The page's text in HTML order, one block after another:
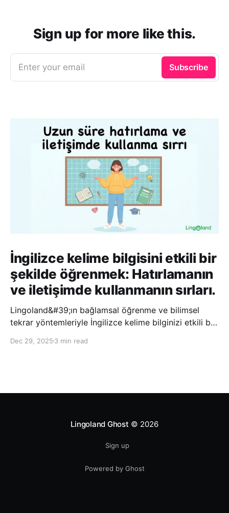
Sign up for more like this.
Enter your email Subscribe
İngilizce kelime bilgisini etkili bir
şekilde öğrenmek: Hatırlamanın
ve iletişimde kullanmanın sırları.
Lingoland&#39;ın bağlamsal öğrenme ve bilimsel
tekrar yöntemleriyle İngilizce kelime bilginizi etkili bir
hatırlayabilir ve daha doğal bir şekilde iletişim
Dec 29, 2025 3 min read
Lingoland Ghost © 2026
Sign up
Powered by Ghost